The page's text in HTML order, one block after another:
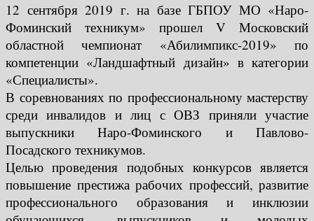
12 сентября 2019 г. на базе ГБПОУ МО «Наро-
Фоминский техникум» прошел V Московский
областной чемпионат «Абилимпикс-2019» по
компетенции «Ландшафтный дизайн» в категории
«Специалисты».
В соревнованиях по профессиональному мастерству
среди инвалидов и лиц с ОВЗ приняли участие
выпускники Наро-Фоминского и Павлово-
Посадского техникумов.
Целью проведения подобных конкурсов является
повышение престижа рабочих профессий, развитие
профессионального образования и инклюзии